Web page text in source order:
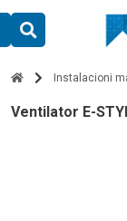
content
Instalacioni
ventilator E-